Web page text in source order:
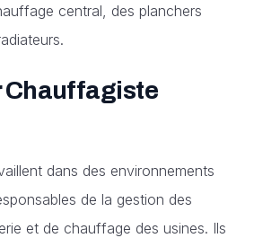
central, des planchers
Chauffagiste
dans des environnements
de la gestion des
et de chauffage des usines. Ils